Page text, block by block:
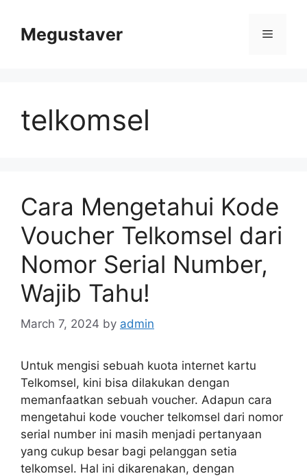
contentMegustaver Menu
telkomsel
Cara Mengetahui Kode
Voucher Telkomsel dari
Nomor Serial Number,
Wajib Tahu!
March 7, 2024 by admin
Untuk mengisi sebuah kuota internet kartu
Telkomsel, kini bisa dilakukan dengan
memanfaatkan sebuah voucher. Adapun cara
mengetahui kode voucher telkomsel dari nomor
serial number ini masih menjadi pertanyaan
yang cukup besar bagi pelanggan setia
telkomsel. Hal ini dikarenakan, dengan